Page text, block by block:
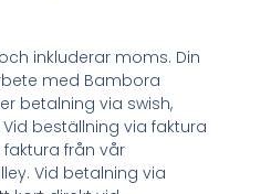
inkluderar moms. Din
med Bambora
betalning via swish,
beställning via faktura
från vår
Vid betalning via